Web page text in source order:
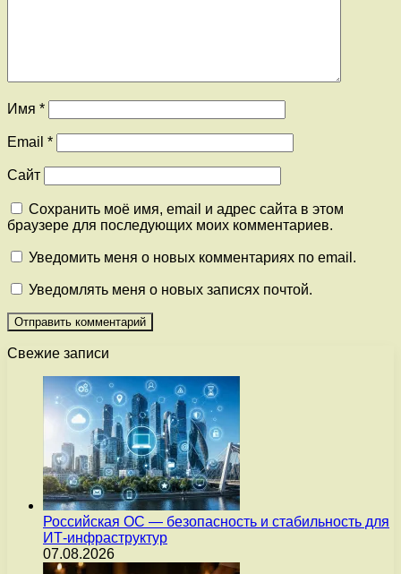
Имя *
Email *
Сайт
Сохранить моё имя, email и адрес сайта в этом
браузере для последующих моих комментариев.
Уведомить меня о новых комментариях по email.
Уведомлять меня о новых записях почтой.
Свежие записи
Российская ОС — безопасность и стабильность для
ИТ-инфраструктур
07.08.2026